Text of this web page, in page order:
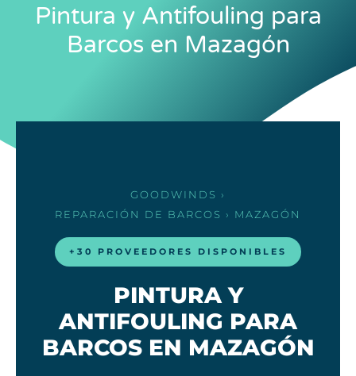
Pintura y Antifouling para
Barcos en Mazagón
GOODWINDS ›
REPARACIÓN DE BARCOS › MAZAGÓN
+30 PROVEEDORES DISPONIBLES
PINTURA Y
ANTIFOULING PARA
BARCOS EN MAZAGÓN